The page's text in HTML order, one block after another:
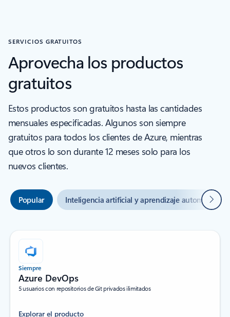
SERVICIOS GRATUITOS
Aprovecha los productos
gratuitos
Estos productos son gratuitos hasta las cantidades
mensuales especificadas. Algunos son siempre
gratuitos para todos los clientes de Azure, mientras
que otros lo son durante 12 meses solo para los
nuevos clientes.
Popular Inteligencia artificial y aprendizaje automático
Siempre
Azure DevOps
5 usuarios con repositorios de Git privados ilimitados
Explorar el producto